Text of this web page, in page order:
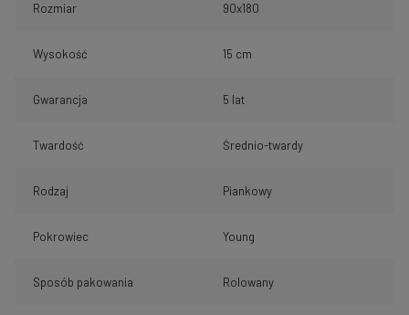
Rozmiar 90x180
Wysokość 15 cm
Gwarancja 5 lat
Twardość Średnio-twardy
Rodzaj Piankowy
Pokrowiec Young
Sposób pakowania Rolowany